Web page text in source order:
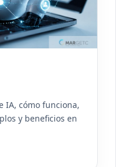
IA, cómo funciona,
y beneficios en